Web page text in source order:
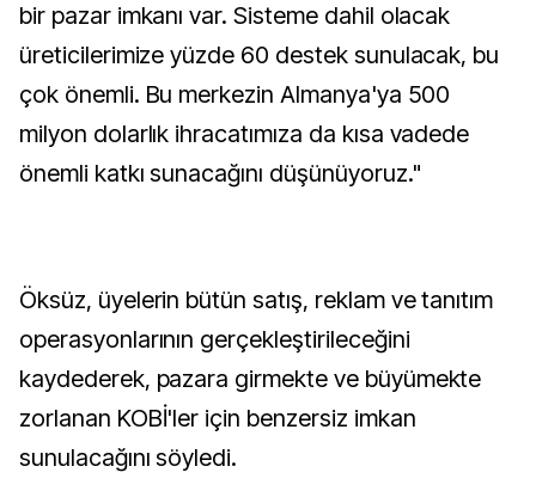
bir pazar imkanı var. Sisteme dahil olacak
üreticilerimize yüzde 60 destek sunulacak, bu
çok önemli. Bu merkezin Almanya'ya 500
milyon dolarlık ihracatımıza da kısa vadede
önemli katkı sunacağını düşünüyoruz."
Öksüz, üyelerin bütün satış, reklam ve tanıtım
operasyonlarının gerçekleştirileceğini
kaydederek, pazara girmekte ve büyümekte
zorlanan KOBİ'ler için benzersiz imkan
sunulacağını söyledi.